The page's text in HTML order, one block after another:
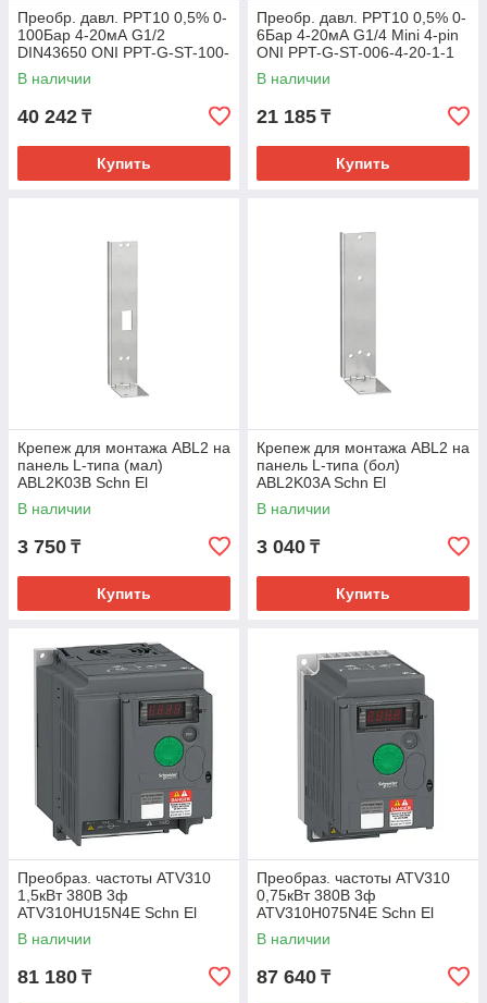
Преобр. давл. PPT10 0,5% 0-
100Бар 4-20мА G1/2
DIN43650 ONI PPT-G-ST-100-
4-20-2-2 NEW
В наличии
40 242 ₸
Купить
Преобр. давл. PPT10 0,5% 0-
6Бар 4-20мА G1/4 Mini 4-pin
ONI PPT-G-ST-006-4-20-1-1
NEW
В наличии
21 185 ₸
Купить
Крепеж для монтажа ABL2 на
панель L-типа (мал)
ABL2K03B Schn El
В наличии
3 750 ₸
Купить
Крепеж для монтажа ABL2 на
панель L-типа (бол)
ABL2K03A Schn El
В наличии
3 040 ₸
Купить
Преобраз. частоты ATV310
1,5кВт 380В 3ф
ATV310HU15N4E Schn El
В наличии
81 180 ₸
Преобраз. частоты ATV310
0,75кВт 380В 3ф
ATV310H075N4E Schn El
В наличии
87 640 ₸